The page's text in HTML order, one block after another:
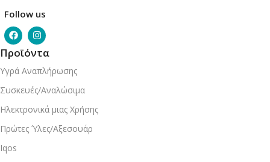
Follow us
Προϊόντα
Υγρά Αναπλήρωσης
Συσκευές/Αναλώσιμα
Ηλεκτρονικά μιας Χρήσης
Πρώτες Ύλες/Αξεσουάρ
Iqos